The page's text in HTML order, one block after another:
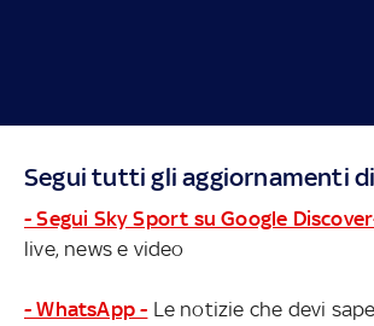
Segui tutti gli aggiornamenti
- Segui Sky Sport su Google
live, news e video
- WhatsApp - Le notizie che devi